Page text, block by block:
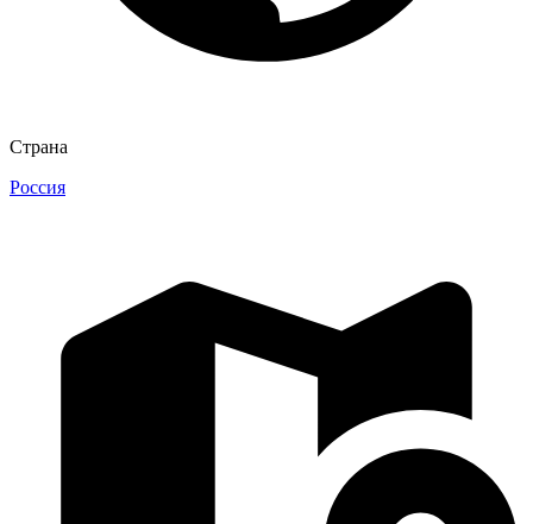
Страна
Россия